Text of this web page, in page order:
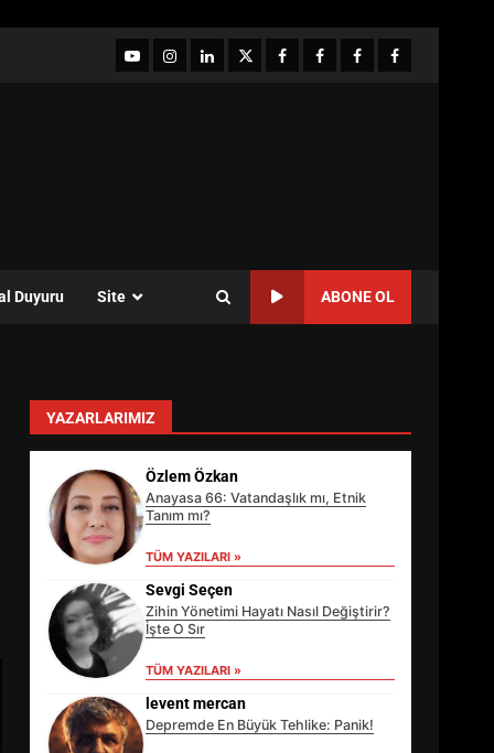
YouTubeInstagram
LinkedIntwitterfacebook-Facebook-
Facebook-Facebook-
Duyuru Site ABONE OL
YAZARLARIMIZ
Özlem Özkan
Anayasa 66: Vatandaşlık mı, Etnik
Tanım mı?
TÜM YAZILARI »
Sevgi Seçen
Zihin Yönetimi Hayatı Nasıl Değiştirir?
İşte O Sır
TÜM YAZILARI »
levent mercan
Depremde En Büyük Tehlike: Panik!